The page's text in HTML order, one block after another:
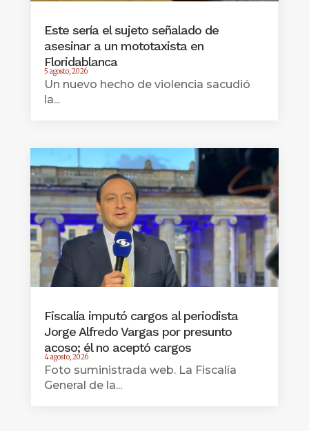
Este sería el sujeto señalado de
asesinar a un mototaxista en
Floridablanca
5 agosto, 2026
Un nuevo hecho de violencia sacudió
la...
Fiscalía imputó cargos al periodista
Jorge Alfredo Vargas por presunto
acoso; él no aceptó cargos
4 agosto, 2026
Foto suministrada web. La Fiscalía
General de la...